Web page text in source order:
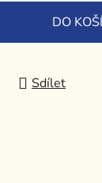
DO
Sdílet